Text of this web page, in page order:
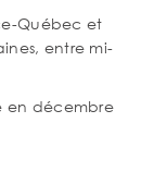
Québec et
entre mi-
en décembre